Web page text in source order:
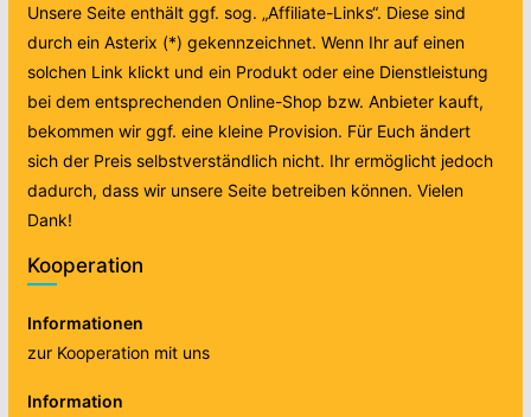
Unsere Seite enthält ggf. sog. „Affiliate-Links“. Diese sind
durch ein Asterix (*) gekennzeichnet. Wenn Ihr auf einen
solchen Link klickt und ein Produkt oder eine Dienstleistung
bei dem entsprechenden Online-Shop bzw. Anbieter kauft,
bekommen wir ggf. eine kleine Provision. Für Euch ändert
sich der Preis selbstverständlich nicht. Ihr ermöglicht jedoch
dadurch, dass wir unsere Seite betreiben können. Vielen
Dank!
Kooperation
Informationen
zur Kooperation mit uns
Information